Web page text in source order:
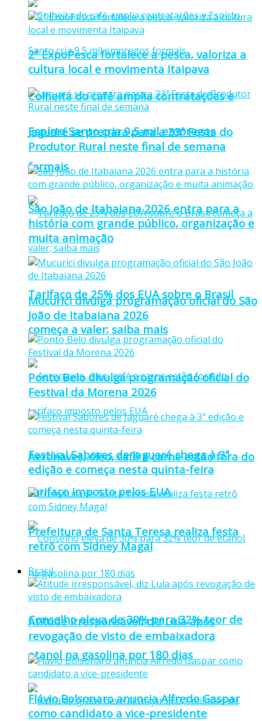
Colheita do café amplia contratações e
Espírto Santo cria 9,5 mil empregos
formais
Tarifaço de 25% dos EUA sobre o Brasil
começa a valer; saiba mais
Aeronaves, óleo, café e carne estão fora do
tarifaço imposto pelos EUA
Conselho eleva de 30% para 32% teor de
etanol na gasolina por 180 dias
2ª ExpoPesca fortalece a pesca, valoriza a
cultura local e movimenta Itaipava
Jaguaré se prepara para a 33ª Festa do
Produtor Rural neste final de semana
São João de Itabaiana 2026 entra para a
história com grande público, organização e
muita animação
Mucurici divulga programação oficial do São
João de Itabaiana 2026
Ponto Belo divulga programação oficial do
Festival da Morena 2026
Festival Sabores de Jaguaré chega à 3ª
edição e começa nesta quinta-feira
Prefeitura de Santa Teresa realiza festa
retrô com Sidney Magal
Brasil
Atitude irresponsável, diz Lula após
revogação de visto de embaixadora
Flávio Bolsonaro anuncia Alfredo Gaspar
como candidato a vice-presidente